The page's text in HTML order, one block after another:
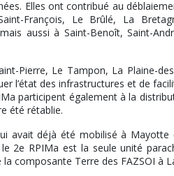
Elles ont contribué au
François, Le Brûlé, La
aussi à Saint-Benoît, Saint-
Pierre, Le Tampon, La Plaine-
l’état des infrastructures et de
participent également à la
été rétablie.
avait déjà été mobilisé à Mayotte
2e RPIMa est la seule unité
composante Terre des FAZSOI à